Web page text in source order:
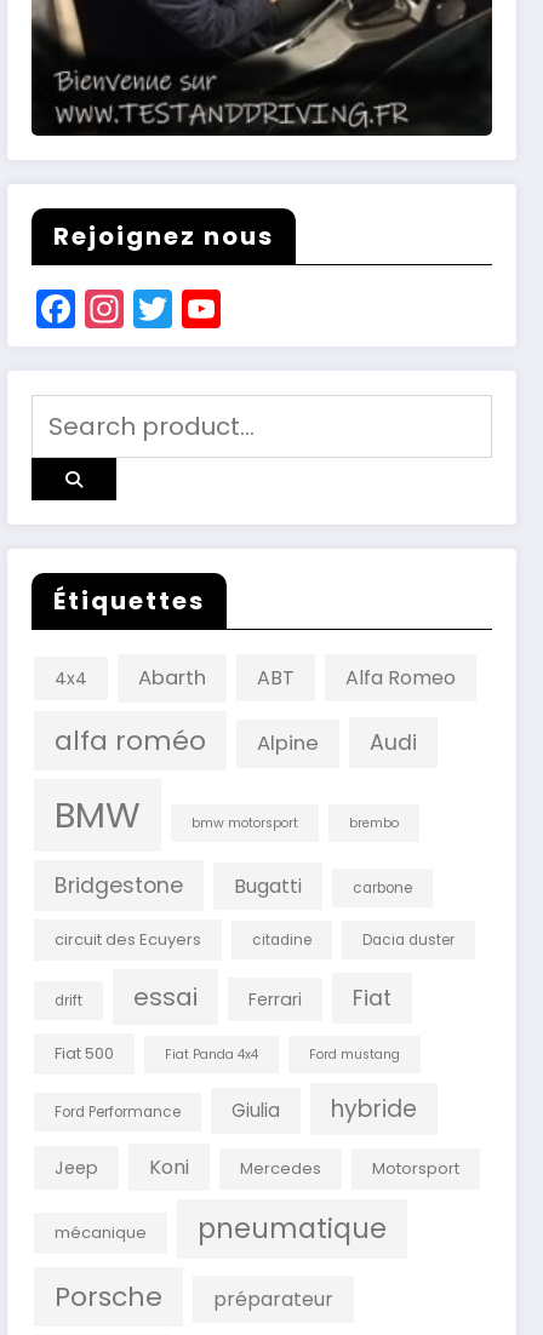
Rejoignez nous
Facebook
Instagram
Twitter
Channel
Étiquettes
4x4 Abarth ABT Alfa Romeo
alfa roméo Alpine Audi
BMW bmw motorsport brembo
Bridgestone Bugatti carbone
circuit des Ecuyers citadine Dacia duster
drift essai Ferrari Fiat
Fiat 500 Fiat Panda 4x4 Ford mustang
Ford Performance Giulia hybride
Jeep Koni Mercedes Motorsport
mécanique pneumatique
Porsche préparateur